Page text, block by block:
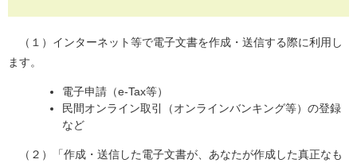
（１）インターネット等で電子文書を作成・送信する際に利用し
ます。
電子申請（e-Tax等）
民間オンライン取引（オンラインバンキング等）の登録
など
（２）「作成・送信した電子文書が、あなたが作成した真正なも